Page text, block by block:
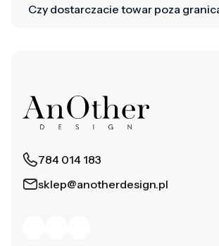
Czy dostarczacie towar poza
784 014 183
sklep@anotherdesign.pl